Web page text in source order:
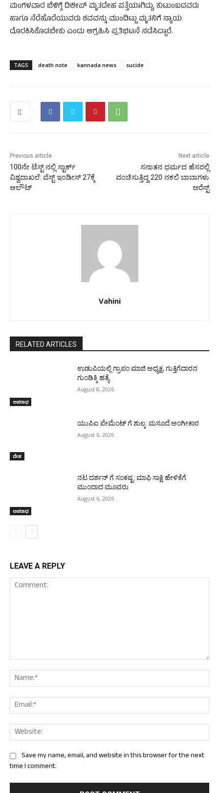
ಮಂಗಳವಾರ ಬೆಳಿಗ್ಗೆ ದಿಲೀಪ್‌ ಮೃತದೇಹ ಪತ್ತೆಯಾಗಿದ್ದು, ಕುಟುಂಬದವರು
ಹಾಗೂ ನೆರೆಹೊರೆಯುವರು ಶವವನ್ನು ಮುಂದಿಟ್ಟು ಮೃತನಿಗೆ ನ್ಯಾಯ
ದೊರಕಿಸಿಕೊಡಬೇಕು ಎಂದು ಆಗ್ರಹಿಸಿ ಪ್ರತಿಭಟನೆ ನಡೆಸಿದ್ದಾರೆ.
TAGS death note kannada news sucide
Previous article
100ನೇ ಟೆಸ್ಟ್ ನಲ್ಲಿ ಸ್ಟಾರ್ಕ್
ವಿಶ್ವದಾಖಲೆ: ವೆಸ್ಟ್ ಇಂಡೀಸ್ 27ಕ್ಕೆ
ಆಲೌಟ್
Next article
ಸನಾತನ ಧರ್ಮದ ಹೆಸರಲ್ಲಿ
ವಂಚಿಸುತ್ತಿದ್ದ 220 ನಕಲಿ ಬಾಬಾಗಳು
ಅರೆಸ್ಟ್‌
Vahini
RELATED ARTICLES
ಅಪರಾಧ
ಉಡುಪಿಯಲ್ಲಿ ಗ್ರಾಪಂ ಮಾಜಿ ಅಧ್ಯಕ್ಷ, ಗುತ್ತಿಗೆದಾರನ
ಗುಂಡಿಕ್ಕಿ ಹತ್ಯೆ
August 8, 2026
ದೇಶ
ಯುಪಿಐ ಪೇಮೆಂಟ್ ಗೆ ಶುಲ್ಕ: ಮಸೂದೆ ಅಂಗೀಕಾರ
August 6, 2026
ಅಪರಾಧ
ನಟ ದರ್ಶನ್ ಗೆ ಸಂಕಷ್ಟ: ಮಾಫಿ ಸಾಕ್ಷಿ ಹೇಳಿಕೆಗೆ
ಮುಂದಾದ ಮೂವರು
August 6, 2026
LEAVE A REPLY
Save my name, email, and website in this browser for the next
time I comment.